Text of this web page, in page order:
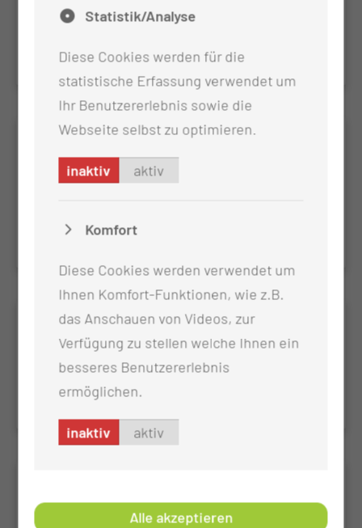
Tumorpatienten
CNS-2
Central nervous system disorders following
an EBMT Infectious disease working party study
DADA Eudra-CT: 2019-003856-35
Daratumumab for first line treatment of transplant-
ineligible myeloma patients followed by
daratumumab re-treatment at first relapse
DRST - Deutsches Register für
Statistik/Analyse
Diese Cookies werden für die
statistische Erfassung verwendet um
Ihr Benutzererlebnis sowie die
Webseite selbst zu optimieren.
inaktiv aktiv
Komfort
Diese Cookies werden verwendet um
Ihnen Komfort-Funktionen, wie z.B.
das Anschauen von Videos, zur
Verfügung zu stellen welche Ihnen ein
besseres Benutzererlebnis
ermöglichen.
inaktiv aktiv
Alle akzeptieren